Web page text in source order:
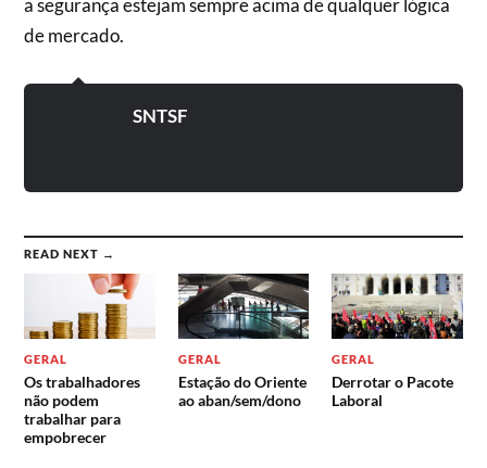
a segurança estejam sempre acima de qualquer lógica
de mercado.
SNTSF
READ NEXT →
GERAL
Os trabalhadores
não podem
trabalhar para
empobrecer
GERAL
Estação do Oriente
ao aban/sem/dono
GERAL
Derrotar o Pacote
Laboral